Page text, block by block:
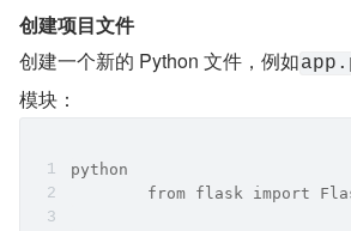
创建项目文件
创建一个新的 Python 文件，例如
模块：
python
from flask import